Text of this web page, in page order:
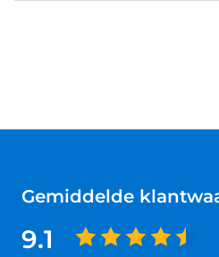
Gemiddelde
9.1